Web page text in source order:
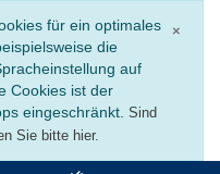
×
für ein optimales
die
auf
Cookies ist der
eingeschränkt. Sind
Sie bitte hier.